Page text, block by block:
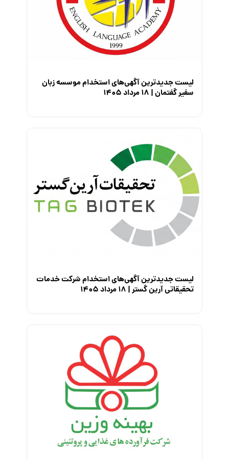
معرفی شرکت ها
معرفی متخصصان منابع انسانی
معرفی مشاغل
لیست جدیدترین آگهی‌های استخدام موسسه زبان
سفیر گفتمان | ۱۸ مرداد ۱۴۰۵
لیست جدیدترین آگهی‌های استخدام شرکت خدمات
تحقیقاتی آرین گستر | ۱۸ مرداد ۱۴۰۵